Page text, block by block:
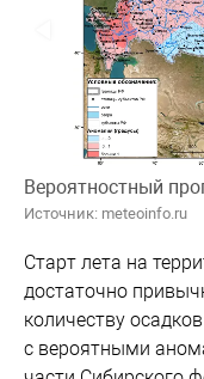
Вероятностный
Источник: meteoinfo.ru
Старт лета на
достаточно
количеству
с вероятными